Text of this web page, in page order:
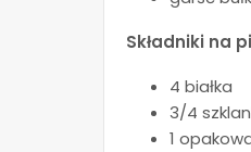
Składniki na
4 białka
3/4
1